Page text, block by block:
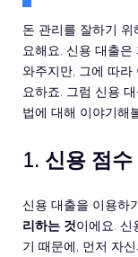
돈 관리를 잘하기
요해요. 신용 대출
와주지만, 그에 따라
요하죠. 그럼 신용
법에 대해 이야기해
1. 신용 점
신용 대출을 이용하
리하는 것이에요. 신
기 때문에, 먼저 자